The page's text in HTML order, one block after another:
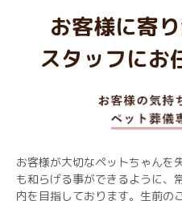
お客様に寄
スタッフにお
お客様が大切なペットちゃんを
も和らげる事ができるように、
内を目指しております。生前の